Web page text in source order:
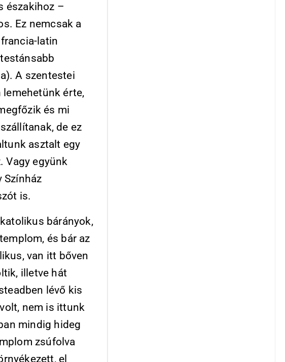
északihoz –
Ez nemcsak a
latin
A szentestei
érte,
és mi
de ez
asztalt egy
Vagy együnk
Színház
is.
bárányok,
és bár az
van itt bőven
illetve hát
lévő kis
nem is ittunk
mindig hideg
zsúfolva
el